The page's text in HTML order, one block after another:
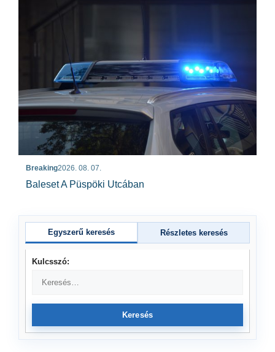
Breaking2026. 08. 07.
Baleset A Püspöki Utcában
Egyszerű keresés Részletes keresés
Kulcsszó:
Keresés